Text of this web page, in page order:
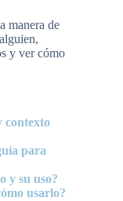
manera de
y ver cómo
contexto
para
y su uso?
usarlo?